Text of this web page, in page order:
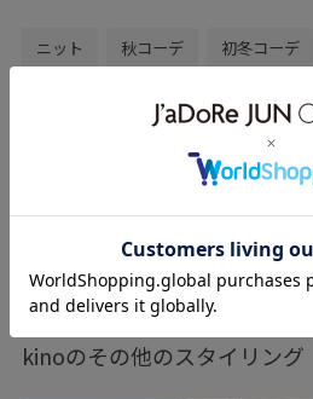
ニット 秋コーデ 初冬コーデ
授業参観日コーデ
推し活コーデ
モノトーンコーデ
ベーシック SALON adam et ropé
イエベ春 ノーマル 低身長
もっと見る
kinoのその他のスタイリング